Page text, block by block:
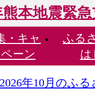
熊本地震緊
・ キャ
ーン
ふる
は
2026年10月のふ